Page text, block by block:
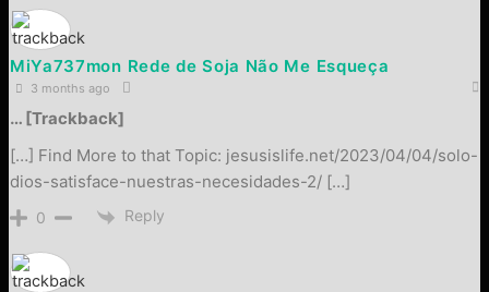
MiYa737mon Rede de Soja Não Me Esqueça
3 months ago
… [Trackback]
[…] Find More to that Topic: jesusislife.net/2023/04/04/solo-
dios-satisface-nuestras-necesidades-2/ […]
0 Reply